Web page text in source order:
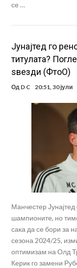
се …
Јунајтед го
титулата?
ѕвезди (ФтоО)
Од D C 20:51, 30 јули
Манчестер
шампионите, но
сака да се бори за
сезона 2024/25,
оптимизам на Олд
Керик го замени